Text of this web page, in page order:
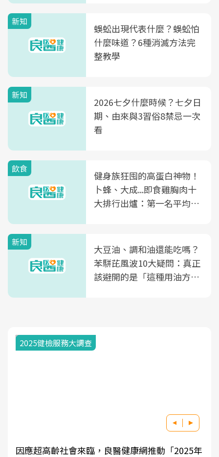
新知
蜈蚣出現代表什麼？蜈蚣怕
什麼味道？6種消滅方法完
整教學
新知
2026七夕什麼時候？七夕日
期、由來與3習俗8禁忌一次
看
飲食
健身族狂囤的高蛋白神物！
卜蜂、大成...即食雞胸肉十
大排行出爐：第一名平均一
新知
大豆油、調和油還能吃嗎？
苯駢芘風波10大疑問：真正
該避開的是「這種用油方
2025健檢服務大調查
因應超高齡社會來臨，良醫健康網推動「2025年